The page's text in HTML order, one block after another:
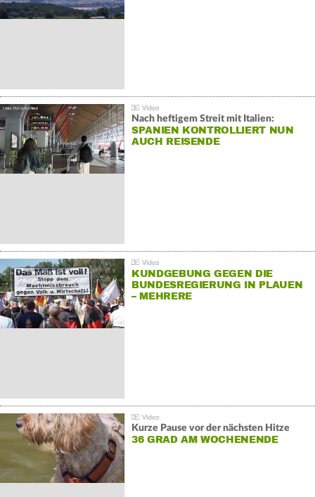
Nach heftigem Streit mit Italien:
SPANIEN KONTROLLIERT NUN
AUCH REISENDE
KUNDGEBUNG GEGEN DIE
BUNDESREGIERUNG IN PLAUEN
– MEHRERE
Kurze Pause vor der nächsten Hitze
36 GRAD AM WOCHENENDE